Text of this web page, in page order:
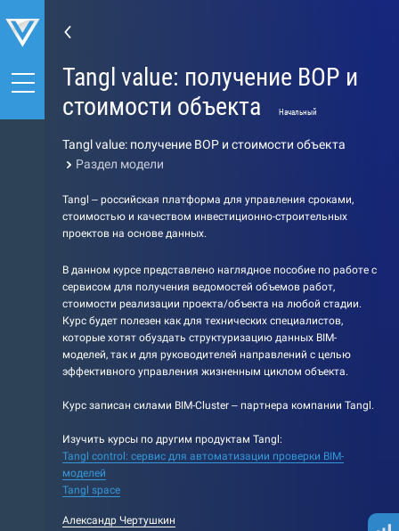
Tangl value: получение ВОР и
стоимости объекта
Начальный
Tangl value: получение ВОР и стоимости объекта
Раздел модели
Tangl – российская платформа для управления сроками,
стоимостью и качеством инвестиционно-строительных
проектов на основе данных.
В данном курсе представлено наглядное пособие по работе с
сервисом для получения ведомостей объемов работ,
стоимости реализации проекта/объекта на любой стадии.
Курс будет полезен как для технических специалистов,
которые хотят обуздать структуризацию данных BIM-
моделей, так и для руководителей направлений с целью
эффективного управления жизненным циклом объекта.
Курс записан силами BIM-Cluster – партнера компании Tangl.
Изучить курсы по другим продуктам Tangl:
Tangl control: сервис для автоматизации проверки BIM-
моделей
Tangl space
Александр Чертушкин